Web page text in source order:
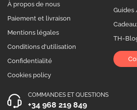
À propos de nous
Paiement et livraison
Mentions légales
Conditions d'utilisation
Confidentialité
Cookies policy
Guides
TH-
COMMANDES ET QUESTIONS
+34 968 219 849